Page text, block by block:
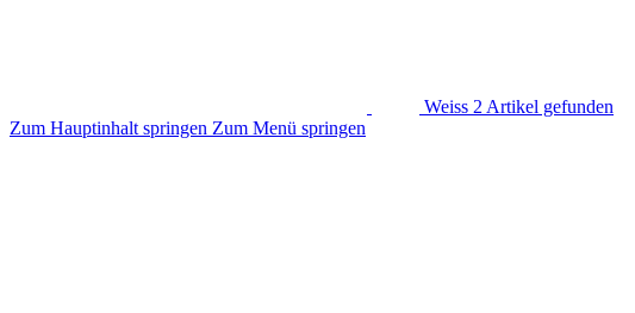
Weiss 2 Artikel gefunden
Zum Hauptinhalt springen Zum Menü springen